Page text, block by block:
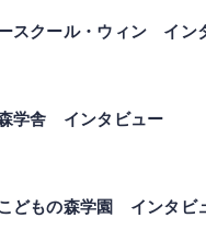
スクール・ウィン イン
学舎 インタビュー
どもの森学園 インタビ